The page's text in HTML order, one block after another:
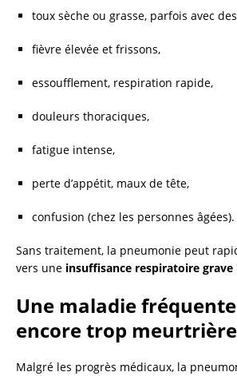
toux sèche ou grasse, parfois avec
fièvre élevée et frissons,
essoufflement, respiration rapide,
douleurs thoraciques,
fatigue intense,
perte d’appétit, maux de tête,
confusion (chez les personnes âgées).
Sans traitement, la pneumonie peut
vers une insuffisance respiratoire grave
Une maladie
encore trop meurtrière
Malgré les progrès médicaux, la